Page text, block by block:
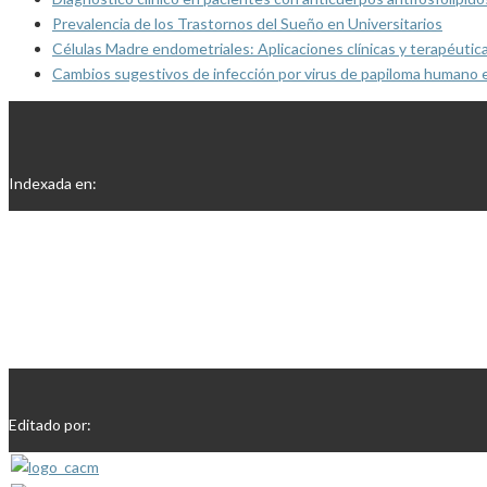
Prevalencia de los Trastornos del Sueño en Universitarios
Células Madre endometriales: Aplicaciones clínicas y
Cambios sugestivos de infección por virus de papiloma
Indexada en:
Editado por: